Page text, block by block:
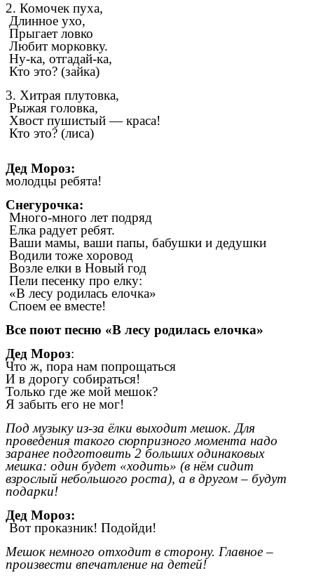
2. Комочек пуха,
Длинное ухо,
Прыгает ловко
Любит морковку.
Ну-ка, отгадай-ка,
Кто это? (зайка)
3. Хитрая плутовка,
Рыжая головка,
Хвост пушистый — краса!
Кто это? (лиса)
Дед Мороз:
молодцы ребята!
Снегурочка:
Много-много лет подряд
Елка радует ребят.
Ваши мамы, ваши папы, бабушки и дедушки
Водили тоже хоровод
Возле елки в Новый год
Пели песенку про елку:
«В лесу родилась елочка»
Споем ее вместе!
Все поют песню «В лесу родилась елочка»
Дед Мороз:
Что ж, пора нам попрощаться
И в дорогу собираться!
Только где же мой мешок?
Я забыть его не мог!
Под музыку из-за ёлки выходит мешок. Для
проведения такого сюрпризного момента надо
заранее подготовить 2 больших одинаковых
мешка: один будет «ходить» (в нём сидит
взрослый небольшого роста), а в другом – будут
подарки!
Дед Мороз:
Вот проказник! Подойди!
Мешок немного отходит в сторону. Главное –
произвести впечатление на детей!